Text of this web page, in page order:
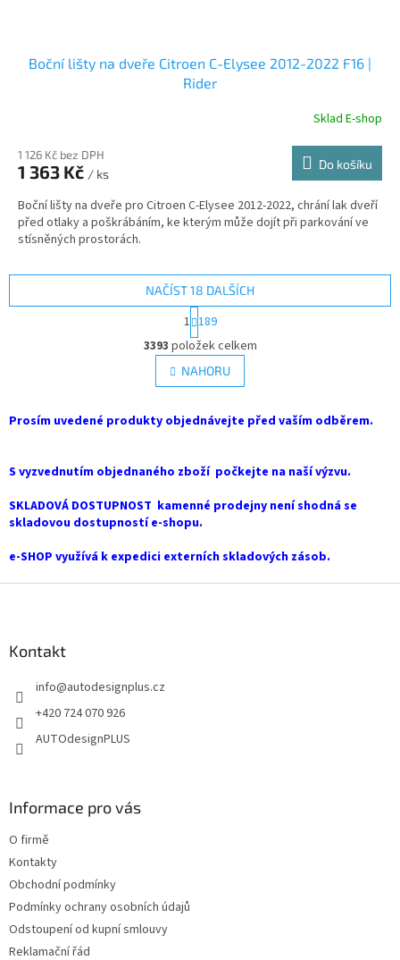
Boční lišty na dveře Citroen C-Elysee 2012-2022 F16 |
Rider
Sklad E-shop
1 126 Kč bez DPH
1 363 Kč / ks
Do košíku
Boční lišty na dveře pro Citroen C-Elysee 2012-2022, chrání lak dveří
před otlaky a poškrábáním, ke kterým může dojít při parkování ve
stísněných prostorách.
O
v
l
á
a
p
v
k
v
NAČÍST 18 DALŠÍCH
t
r
á
n
k
v
í
1 189
3393 položek celkem
NAHORU
Prosím uvedené produkty objednávejte před vaším odběrem.
S vyzvednutím objednaného zboží počkejte na naší výzvu.
SKLADOVÁ DOSTUPNOST kamenné prodejny není shodná se
skladovou dostupností e-shopu.
e-SHOP využívá k expedici externích skladových zásob.
Kontakt
info@autodesignplus.cz
+420 724 070 926
AUTOdesignPLUS
Informace pro vás
O firmě
Kontakty
Obchodní podmínky
Podmínky ochrany osobních údajů
Odstoupení od kupní smlouvy
Reklamační řád